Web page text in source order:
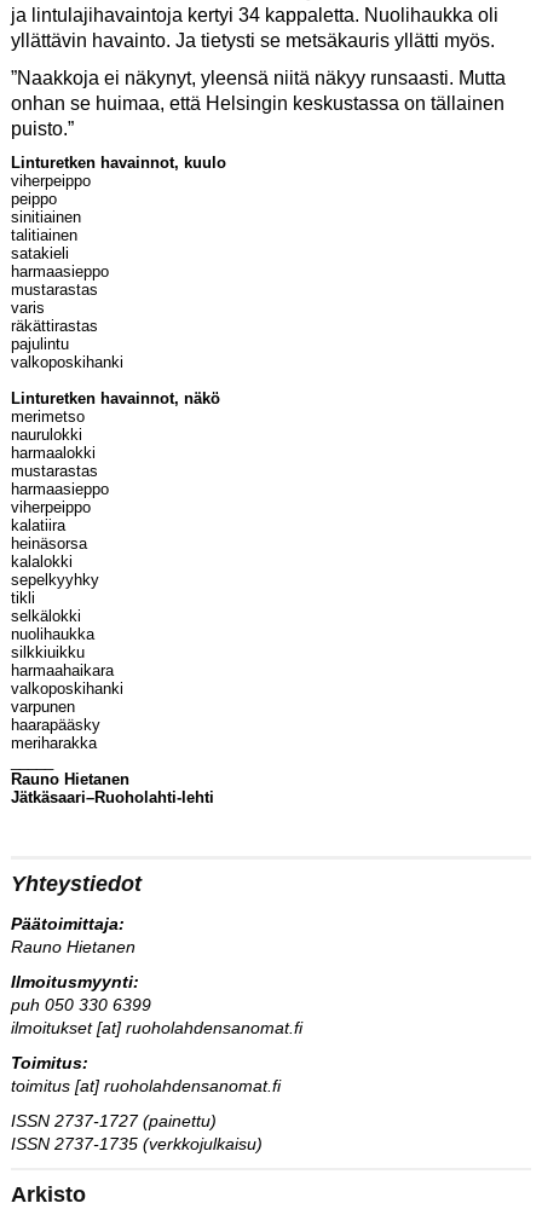
ja lintulajihavaintoja kertyi 34 kappaletta. Nuolihaukka oli
yllättävin havainto. Ja tietysti se metsäkauris yllätti myös.
”Naakkoja ei näkynyt, yleensä niitä näkyy runsaasti. Mutta
onhan se huimaa, että Helsingin keskustassa on tällainen
puisto.”
Linturetken havainnot, kuulo
viherpeippo
peippo
sinitiainen
talitiainen
satakieli
harmaasieppo
mustarastas
varis
räkättirastas
pajulintu
valkoposkihanki
Linturetken havainnot, näkö
merimetso
naurulokki
harmaalokki
mustarastas
harmaasieppo
viherpeippo
kalatiira
heinäsorsa
kalalokki
sepelkyyhky
tikli
selkälokki
nuolihaukka
silkkiuikku
harmaahaikara
valkoposkihanki
varpunen
haarapääsky
meriharakka
Rauno Hietanen
Jätkäsaari–Ruoholahti-lehti
Yhteystiedot
Päätoimittaja:
Rauno Hietanen
Ilmoitusmyynti:
puh 050 330 6399
ilmoitukset [at] ruoholahdensanomat.fi
Toimitus:
toimitus [at] ruoholahdensanomat.fi
ISSN 2737-1727 (painettu)
ISSN 2737-1735 (verkkojulkaisu)
Arkisto